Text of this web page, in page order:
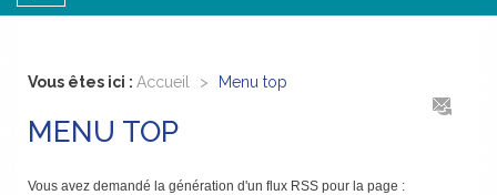
navigation
Vous êtes ici : Accueil > Menu top
MENU TOP
Vous avez demandé la génération d'un flux RSS pour la page :